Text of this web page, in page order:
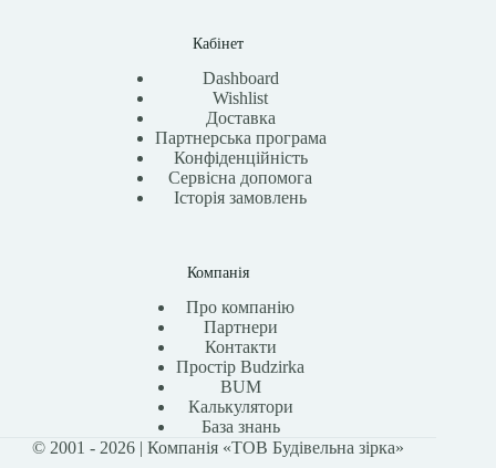
Кабінет
Dashboard
Wishlist
Доставка
Партнерська програма
Конфіденційність
Сервісна допомога
Історія замовлень
Компанія
Про компанію
Партнери
Контакти
Простір Budzirka
BUM
Калькулятори
База знань
© 2001 - 2026 | Компанія «ТОВ Будівельна зірка»